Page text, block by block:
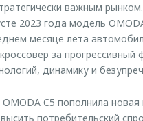
важным
2023 года модель
месяце лета
за
динамику и
C5 пополнила
потребительский